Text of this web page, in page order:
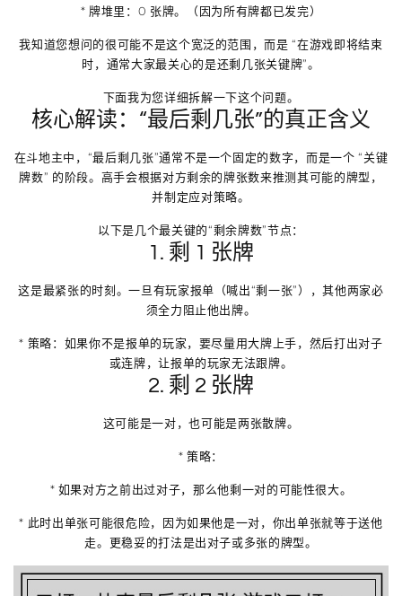
* 牌堆里 ： 0 张牌。（因为所有牌都已发完）
我知道您想问的很可能不是这个宽泛的范围，而是“在游戏即将结束
时，通常大家最关心的是还剩几张关键牌”。
下面我为您详细拆解一下这个问题。
核心解读：“最后剩几张”的真正含义
在斗地主中，“最后剩几张”通常不是一个固定的数字，而是一个“关键
牌数” 的阶段。高手会根据对方剩余的牌张数来推测其可能的牌型，
并制定应对策略。
以下是几个最关键的“剩余牌数”节点：
1. 剩 1 张牌
这是最紧张的时刻。一旦有玩家报单（喊出“剩一张”），其他两家必
须全力阻止他出牌。
* 策略：如果你不是报单的玩家，要尽量用大牌上手，然后打出对子
或连牌，让报单的玩家无法跟牌。
2. 剩 2 张牌
这可能是一对，也可能是两张散牌。
*策略：
* 如果对方之前出过对子，那么他剩一对的可能性很大。
* 此时出单张可能很危险，因为如果他是一对，你出单张就等于送他
走。更稳妥的打法是出对子或多张的牌型。